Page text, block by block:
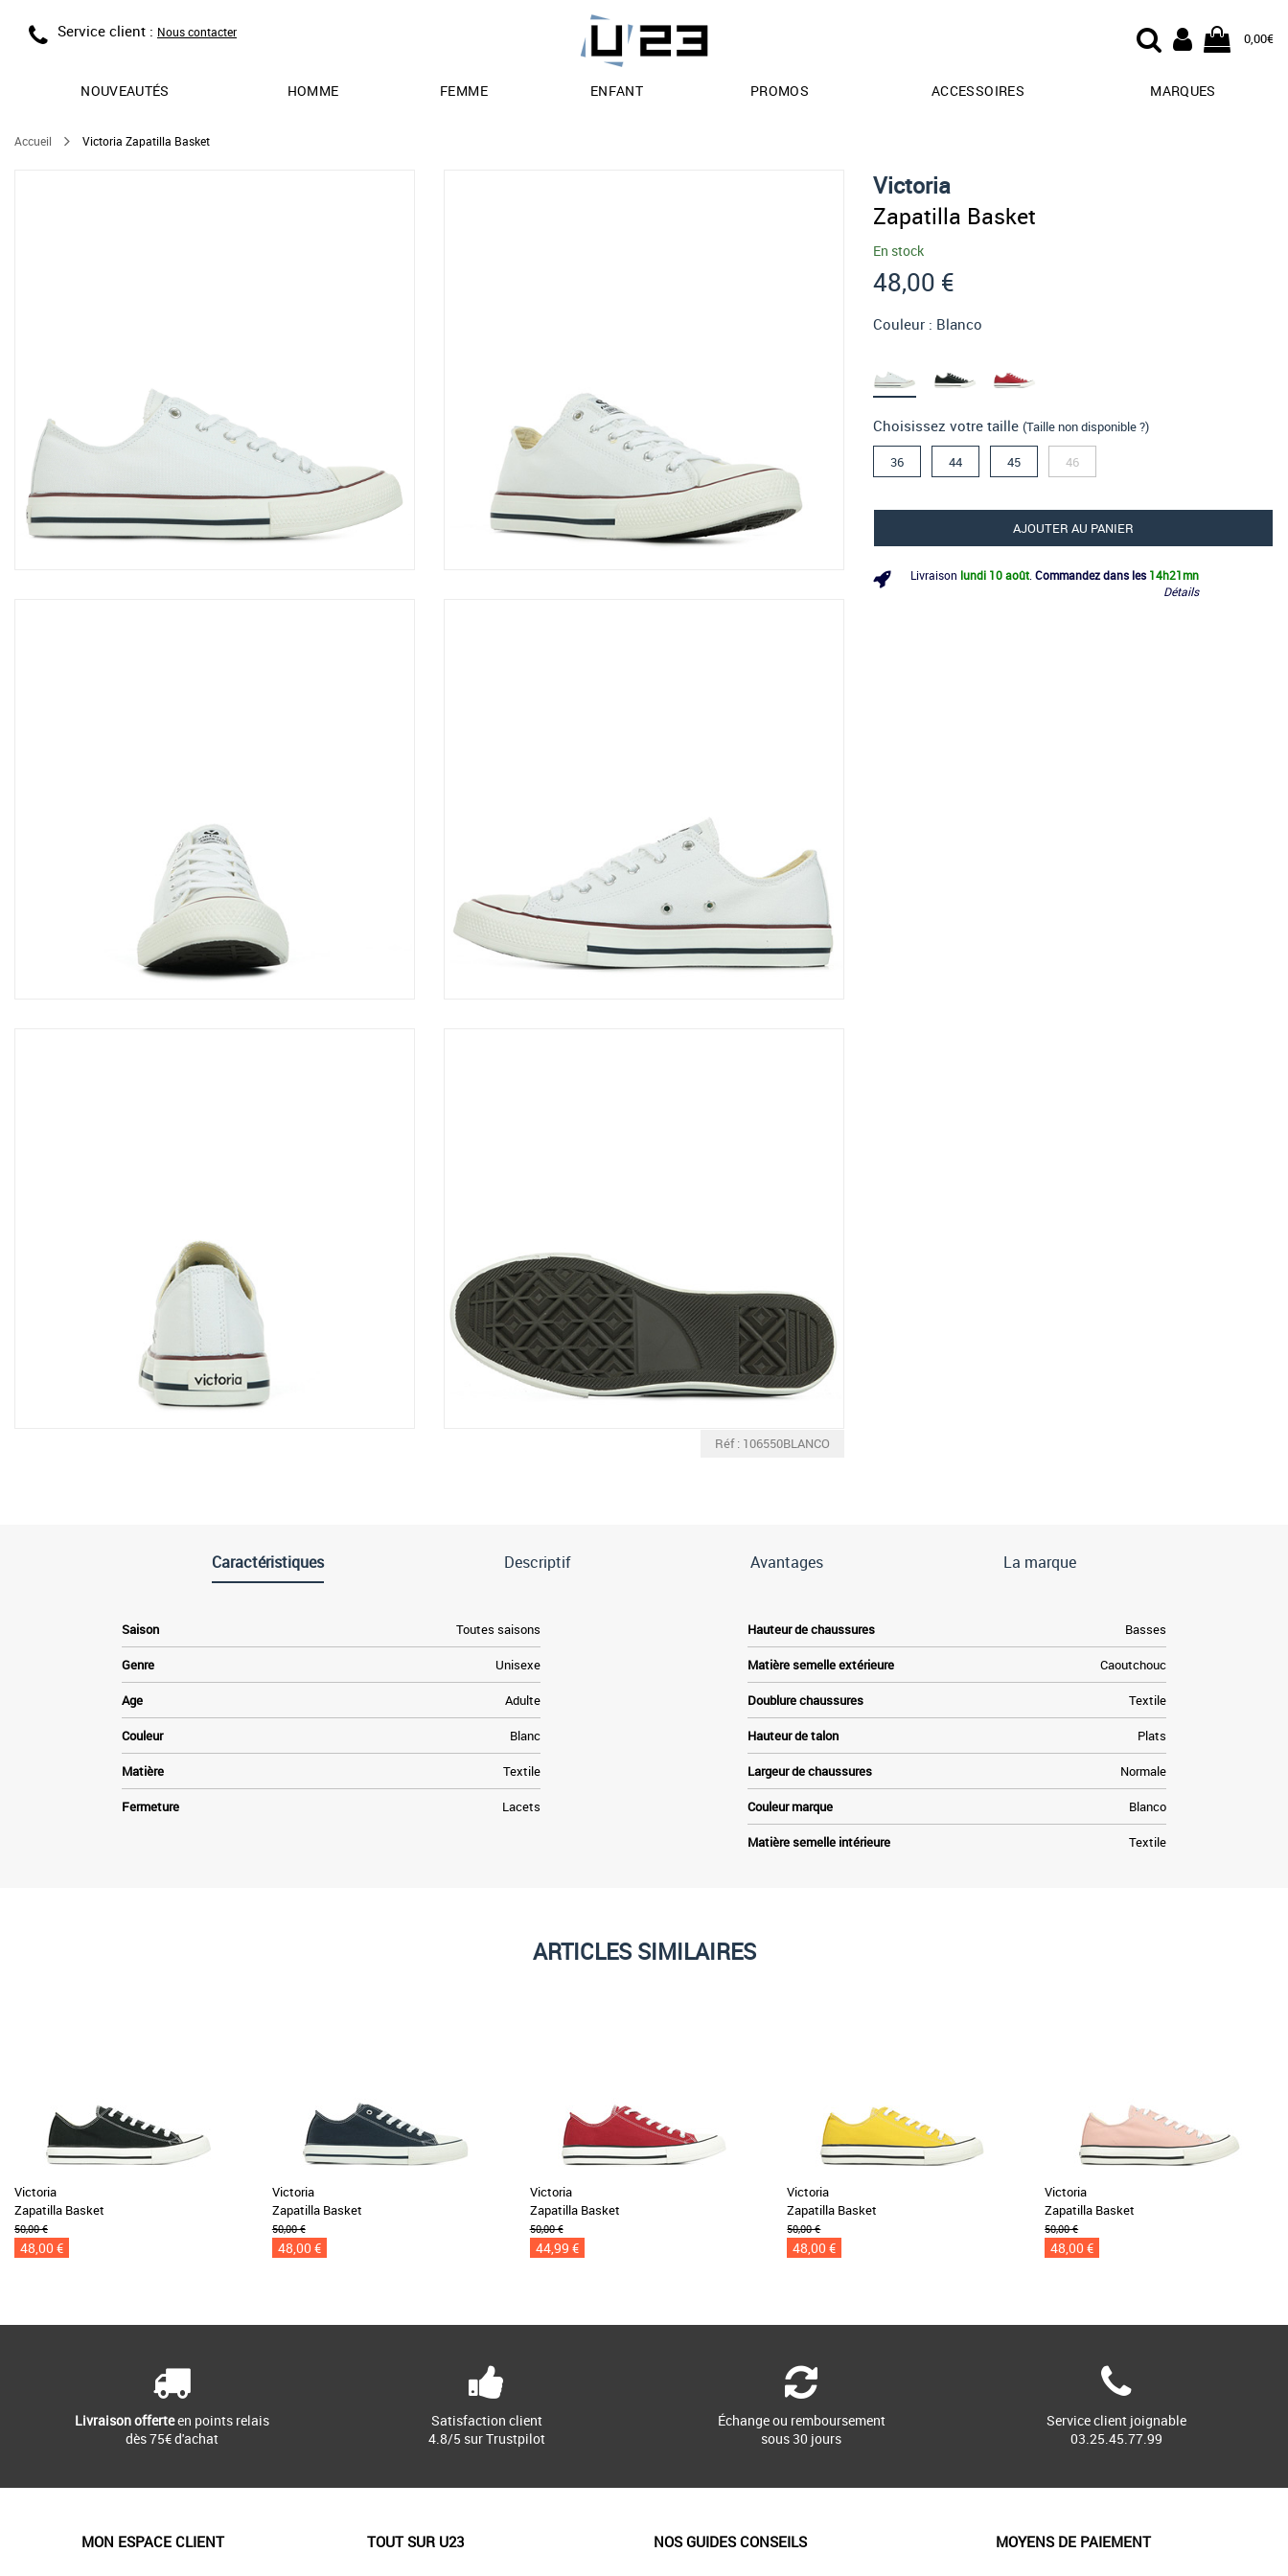
Service client : Nous contacter 0,00€
NOUVEAUTÉS HOMME FEMME ENFANT PROMOS ACCESSOIRES MARQUES
Accueil Victoria Zapatilla Basket
Réf : 106550BLANCO
Victoria
Zapatilla Basket
En stock
48,00 €
Couleur : Blanco
Choisissez votre taille (Taille non disponible ?)
36 44 45 46
AJOUTER AU PANIER
Livraison lundi 10 août Commandez dans les 14h21mn
Détails
Caractéristiques Descriptif Avantages La marque
Saison Toutes saisons
Genre Unisexe
Age Adulte
Couleur Blanc
Matière Textile
Fermeture Lacets
Hauteur de chaussures Basses
Matière semelle extérieure Caoutchouc
Doublure chaussures Textile
Hauteur de talon Plats
Largeur de chaussures Normale
Couleur marque Blanco
Matière semelle intérieure Textile
ARTICLES SIMILAIRES
Victoria
Zapatilla Basket
50,00 €
48,00 €
Victoria
Zapatilla Basket
50,00 €
48,00 €
Victoria
Zapatilla Basket
50,00 €
44,99 €
Victoria
Zapatilla Basket
50,00 €
48,00 €
Victoria
Zapatilla Basket
50,00 €
48,00 €
Livraison offerteen points relais
dès 75€ d'achat
Satisfaction client
4.8/5 sur Trustpilot
Échange ou remboursement
sous 30 jours
Service client joignable
03.25.45.77.99
MON ESPACE CLIENT TOUT SUR U23 NOS GUIDES CONSEILS MOYENS DE PAIEMENT